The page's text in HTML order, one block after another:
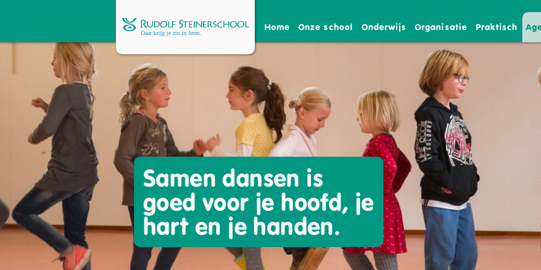
Home Onze school Onderwijs Organisatie Praktisch
Samen dansen is
goed voor je hoofd, je
hart en je handen.